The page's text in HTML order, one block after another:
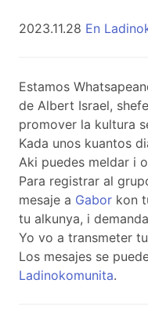
2023.11.28 En
Estamos
de Albert Israel,
promover la kultura
Kada unos kuantos
Aki puedes meldar i
Para registrar al
mesaje a Gabor kon
tu alkunya, i
Yo vo a transmeter
Los mesajes se
Ladinokomunita.